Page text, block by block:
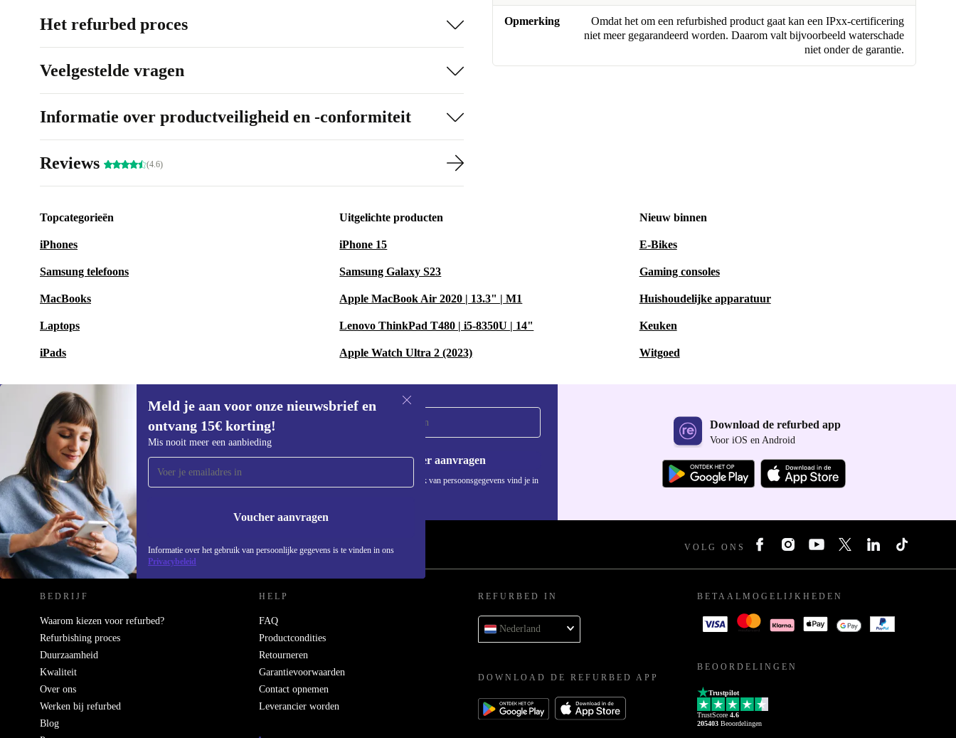
Opmerking
Omdat het om een refurbished product gaat kan een IPxx-certificering
niet meer gegarandeerd worden. Daarom valt bijvoorbeeld waterschade
niet onder de garantie.
Het refurbed proces
Veelgestelde vragen
Informatie over productveiligheid en -conformiteit
Reviews (4.6)
Topcategorieën
iPhones
Samsung telefoons
MacBooks
Laptops
iPads
Uitgelichte producten
iPhone 15
Samsung Galaxy S23
Apple MacBook Air 2020 | 13.3" | M1
Lenovo ThinkPad T480 | i5-8350U | 14"
Apple Watch Ultra 2 (2023)
Nieuw binnen
E-Bikes
Gaming consoles
Huishoudelijke apparatuur
Keuken
Witgoed
Meld je aan voor onze nieuwsbrief en
ontvang 15€ korting!
Mis nooit meer een aanbieding
Voucher aanvragen
Informatie over het gebruik van persoonlijke gegevens is te vinden in ons
Privacybeleid
Meld je aan voor onze nieuwsbrief en
ontvang €15 korting!
Mis nooit meer een aanbieding.
Voucher aanvragen
Informatie over het gebruik van persoonsgegevens vind je in
Download de refurbed app
Voor iOS en Android
REFURBED NEDERLAND - RETHINK NEW. VOLG ONS
BEDRIJF
Waarom kiezen voor refurbed?
Refurbishing proces
Duurzaamheid
Kwaliteit
Over ons
Werken bij refurbed
Blog
HELP
FAQ
Productcondities
Retourneren
Garantievoorwaarden
Contact opnemen
Leverancier worden
REFURBED IN
Nederland
DOWNLOAD DE REFURBED APP
BETAALMOGELIJKHEDEN
BEOORDELINGEN
Trustpilot
TrustScore 4.6
205403 Beoordelingen